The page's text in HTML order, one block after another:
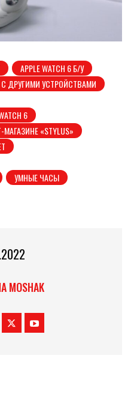
APPLE WATCH 6 Б/У
С ДРУГИМИ УСТРОЙСТВАМИ
6
«STYLUS»
УМНЫЕ ЧАСЫ
MOSHAK